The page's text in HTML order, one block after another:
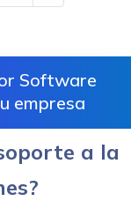
Software
empresa
a la